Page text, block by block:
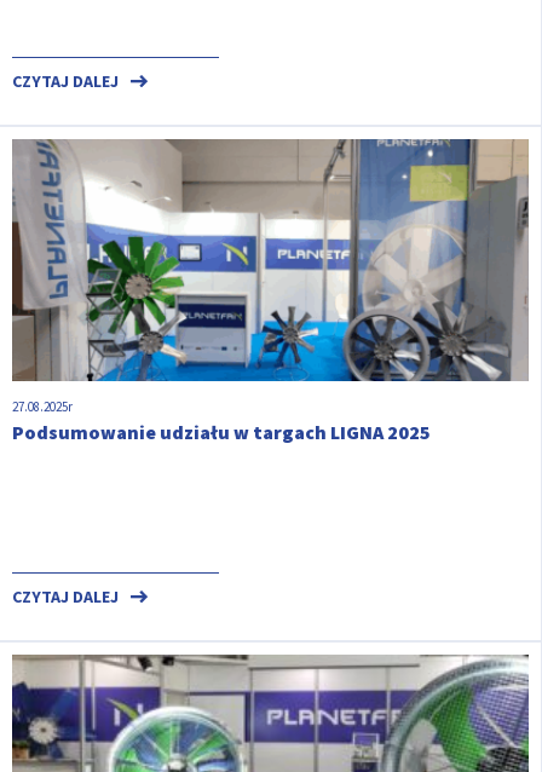
CZYTAJ DALEJ
27.08.2025r
Podsumowanie udziału w targach LIGNA 2025
CZYTAJ DALEJ